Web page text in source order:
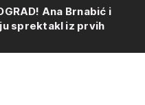
Ana Brnabić i
sprektakl iz prvih